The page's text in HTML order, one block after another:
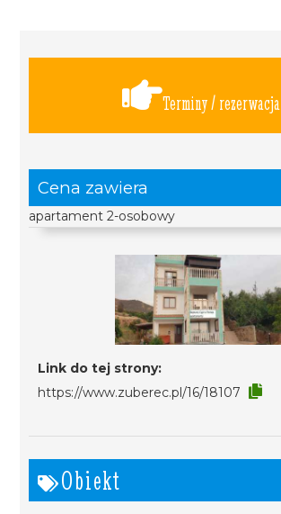
Terminy / rezerwacja
Cena zawiera
apartament 2-osobowy
Link do tej strony:
https://www.zuberec.pl/16/18107
Obiekt